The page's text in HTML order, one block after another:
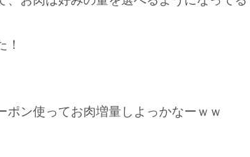
！
ン使ってお肉増量しよっかなーｗｗ